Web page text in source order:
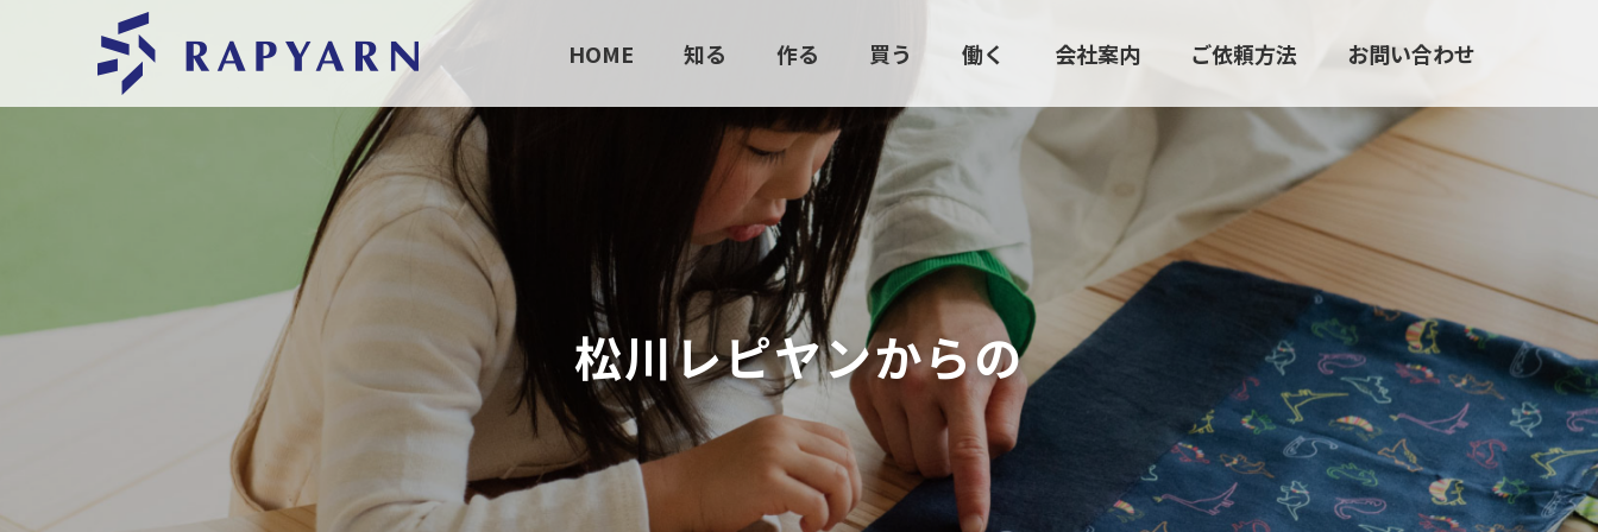
HOME 知る 作る 買う 働く 会社案内 ご依頼方法 お問い合わせ
松 川レピヤンからの
お知らせ